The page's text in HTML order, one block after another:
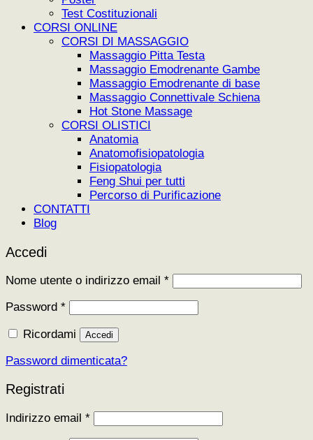
Test Costituzionali
CORSI ONLINE
CORSI DI MASSAGGIO
Massaggio Pitta Testa
Massaggio Emodrenante Gambe
Massaggio Emodrenante di base
Massaggio Connettivale Schiena
Hot Stone Massage
CORSI OLISTICI
Anatomia
Anatomofisiopatologia
Fisiopatologia
Feng Shui per tutti
Percorso di Purificazione
CONTATTI
Blog
Accedi
Nome utente o indirizzo email *Richiesto
Password *Richiesto
Ricordami Accedi
Password dimenticata?
Registrati
Indirizzo email *Richiesto